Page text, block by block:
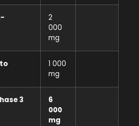
2
000
mg
1 000
mg
3
6
000
mg